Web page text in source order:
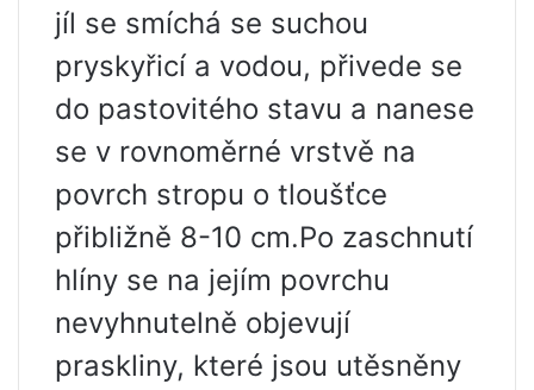
jíl se smíchá se suchou
pryskyřicí a vodou, přivede se
do pastovitého stavu a nanese
se v rovnoměrné vrstvě na
povrch stropu o tloušťce
přibližně 8-10 cm.Po zaschnutí
hlíny se na jejím povrchu
nevyhnutelně objevují
praskliny, které jsou utěsněny